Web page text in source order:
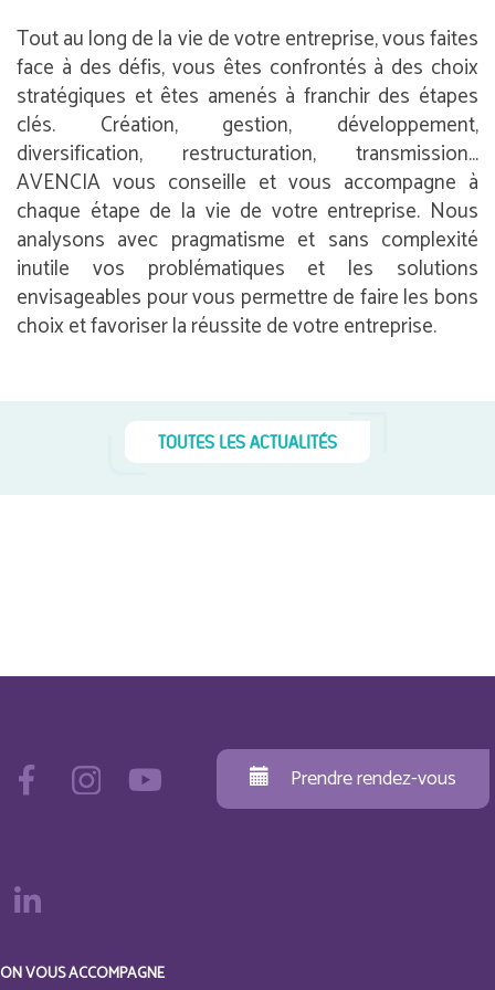
Tout au long de la vie de votre entreprise, vous faites
face à des défis, vous êtes confrontés à des choix
stratégiques et êtes amenés à franchir des étapes
clés. Création, gestion, développement,
diversification, restructuration, transmission…
AVENCIA vous conseille et vous accompagne à
chaque étape de la vie de votre entreprise. Nous
analysons avec pragmatisme et sans complexité
inutile vos problématiques et les solutions
envisageables pour vous permettre de faire les bons
choix et favoriser la réussite de votre entreprise.
TOUTES LES ACTUALITÉS
Prendre rendez-vous
ON VOUS ACCOMPAGNE